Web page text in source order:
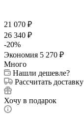
21 070 ₽
26 340 ₽
-20%
Экономия 5 270 ₽
Много
Нашли дешевле?
Рассчитать доставку
Хочу в подарок